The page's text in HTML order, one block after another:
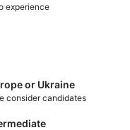
experience
or Ukraine
consider candidates